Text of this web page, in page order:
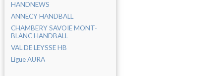
HANDNEWS
ANNECY HANDBALL
CHAMBERY SAVOIE MONT-
BLANC HANDBALL
VAL DE LEYSSE HB
Ligue AURA